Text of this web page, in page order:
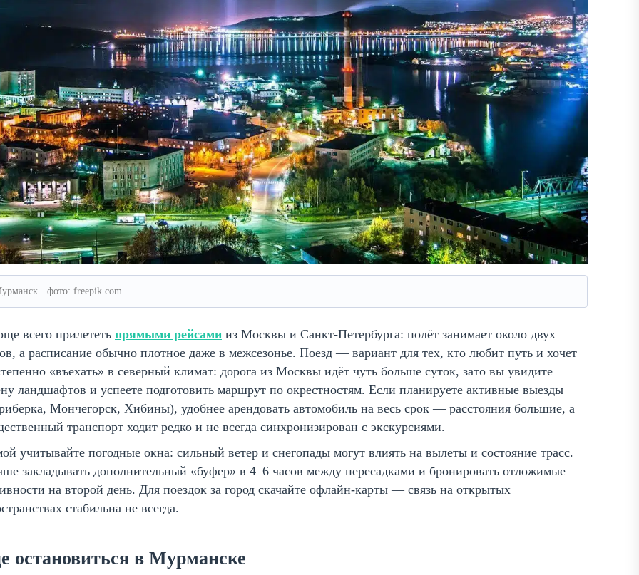
· фото: freepik.com
всего прилететь прямыми рейсами из Москвы и Санкт-Петербурга: полёт занимает около двух
а расписание обычно плотное даже в межсезонье. Поезд — вариант для тех, кто любит путь и хочет
«въехать» в северный климат: дорога из Москвы идёт чуть больше суток, зато вы увидите
ландшафтов и успеете подготовить маршрут по окрестностям. Если планируете активные выезды
Мончегорск, Хибины), удобнее арендовать автомобиль на весь срок — расстояния большие, а
транспорт ходит редко и не всегда синхронизирован с экскурсиями.
учитывайте погодные окна: сильный ветер и снегопады могут влиять на вылеты и состояние трасс.
закладывать дополнительный «буфер» в 4–6 часов между пересадками и бронировать отложимые
на второй день. Для поездок за город скачайте офлайн-карты — связь на открытых
стабильна не всегда.
остановиться в Мурманске